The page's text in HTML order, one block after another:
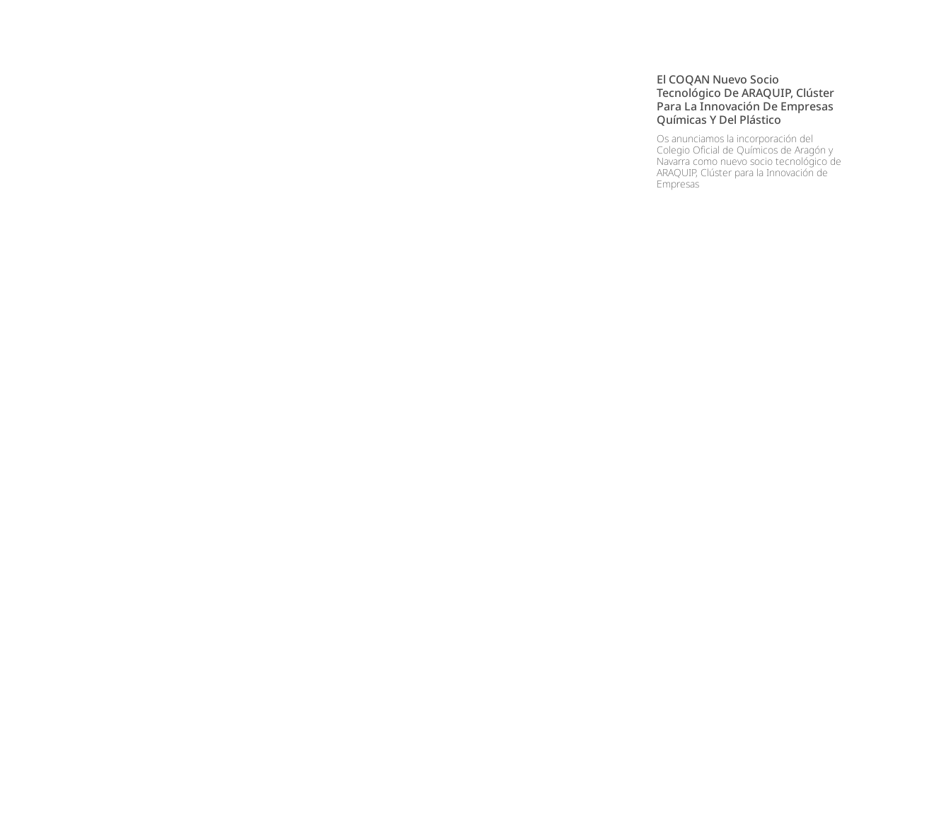
El COQAN Nuevo Socio
Tecnológico De ARAQUIP, Clúster
Para La Innovación De Empresas
Químicas Y Del Plástico
Os anunciamos la incorporación del
Colegio Oficial de Químicos de Aragón y
Navarra como nuevo socio tecnológico de
ARAQUIP, Clúster para la Innovación de
Empresas